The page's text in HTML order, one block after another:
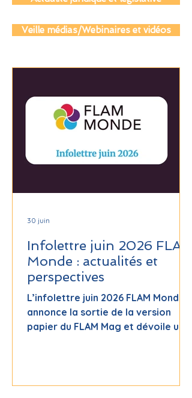
Veille médias/Webinaires et vidéos
Infolettre juin 2026 FLAM
Monde : actualités et
perspectives
L’infolettre juin 2026 FLAM Monde
annonce la sortie de la version
papier du FLAM Mag et dévoile un
et FestiFLAM » d’octobre 2026 à
30 juin